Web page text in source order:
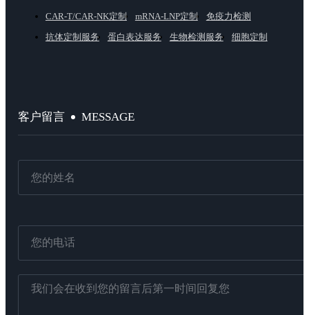
CAR-T/CAR-NK定制 mRNA-LNP定制
免疫力检测
抗体定制服务
蛋白表达服务 生物检测服务 细胞定制
客户留言 MESSAGE